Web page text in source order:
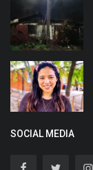
SOCIAL MEDIA